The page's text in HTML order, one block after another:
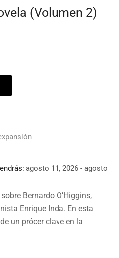
(Volumen 2)
agosto 11, 2026 - agosto
Bernardo O’Higgins,
Enrique Inda. En esta
un prócer clave en la